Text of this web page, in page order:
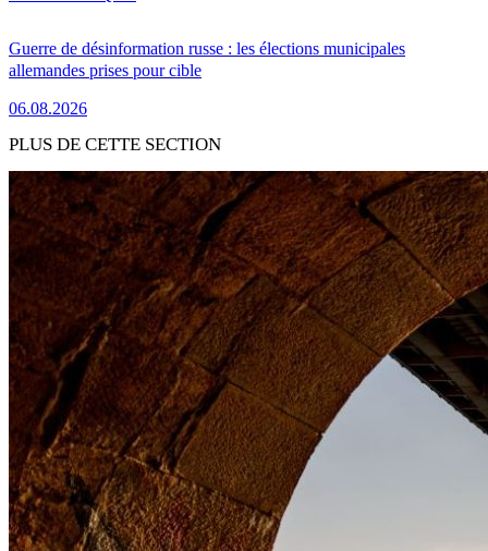
Guerre de désinformation russe : les élections municipales
allemandes prises pour cible
06.08.2026
PLUS DE CETTE SECTION